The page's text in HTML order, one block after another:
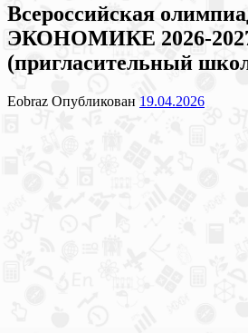
Всероссийская
ЭКОНОМИКЕ 2026-
(пригласительный
Eobraz Опубликован 19.04.2026